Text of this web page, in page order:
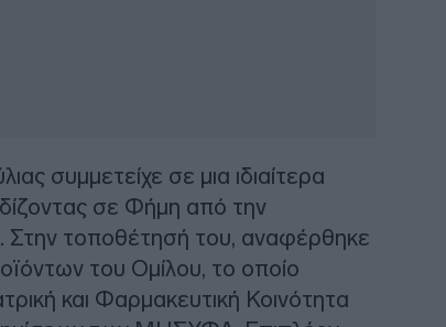
συμμετείχε σε μια ιδιαίτερα
σε Φήμη από την
Στην τοποθέτησή του, αναφέρθηκε
του Ομίλου, το οποίο
και Φαρμακευτική Κοινότητα